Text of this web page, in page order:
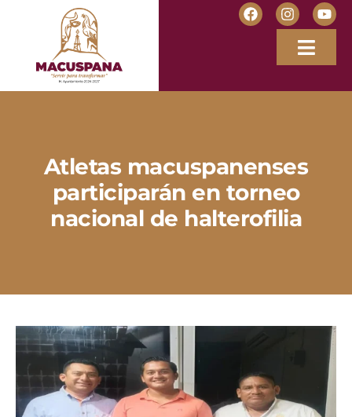
Atletas macuspanenses
participarán en torneo
nacional de halterofilia